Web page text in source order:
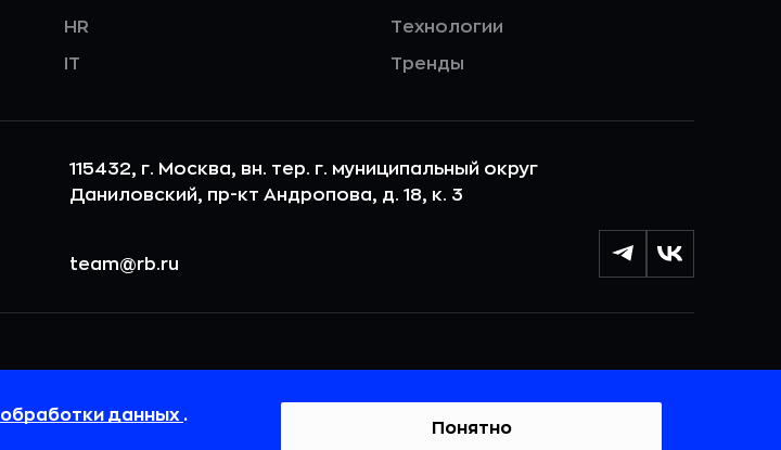
HR
IT
Технологии
Тренды
115432, г. Москва, вн. тер. г. муниципальный округ
Даниловский, пр-кт Андропова, д. 18, к. 3
team@rb.ru
повышения удобства пользования веб-сайтом. Если вы не хотите, чтобы ваши
пользовательские данные обрабатывались, пожалуйста, ограничьте их использование в
обработки данных .
Понятно